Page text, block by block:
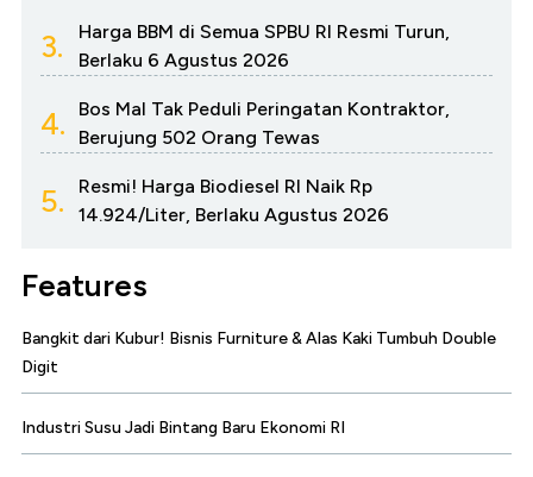
3.
Harga BBM di Semua SPBU RI Resmi Turun,
Berlaku 6 Agustus 2026
4.
Bos Mal Tak Peduli Peringatan Kontraktor,
Berujung 502 Orang Tewas
5.
Resmi! Harga Biodiesel RI Naik Rp
14.924/Liter, Berlaku Agustus 2026
Features
Bangkit dari Kubur! Bisnis Furniture & Alas Kaki Tumbuh Double
Digit
Industri Susu Jadi Bintang Baru Ekonomi RI